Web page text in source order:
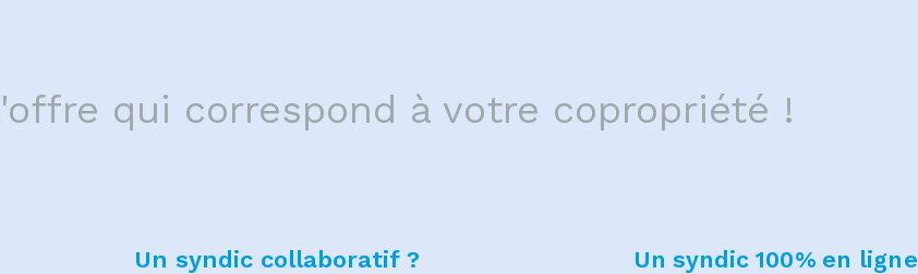
Un syndic collaboratif ? Un syndic 100% en
qui correspond à votre copropriété !